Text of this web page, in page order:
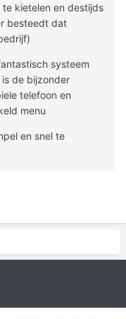
kietelen en destijds
besteedt dat
systeem
de bijzonder
telefoon en
menu
en snel te